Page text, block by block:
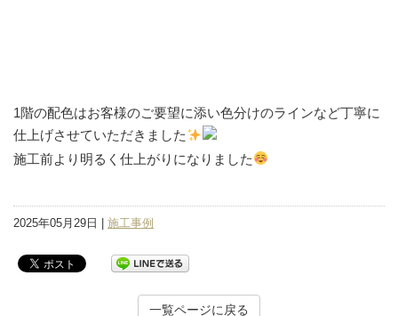
1階の配色はお客様のご要望に添い色分けのラインなど丁寧に
仕上げさせていただきました
施工前より明るく仕上がりになりました
2025年05月29日 | 施工事例
一覧ページに戻る